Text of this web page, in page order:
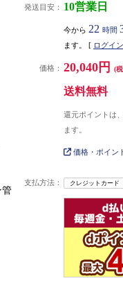
発送目安： 10営業日
今から 22 時間
ます。 [ ログイン
価格： 20,040円 (
送料無料
還元ポイントは
ます。
価格・ポイン
支払方法： クレジットカード